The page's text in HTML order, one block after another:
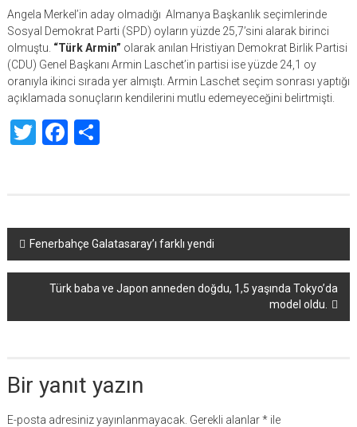
Angela Merkel’in aday olmadığı Almanya Başkanlık seçimlerinde
Sosyal Demokrat Parti (SPD) oyların yüzde 25,7’sini alarak birinci
olmuştu. “Türk Armin” olarak anılan Hristiyan Demokrat Birlik Partisi
(CDU) Genel Başkanı Armin Laschet’in partisi ise yüzde 24,1 oy
oranıyla ikinci sırada yer almıştı. Armin Laschet seçim sonrası yaptığı
açıklamada sonuçların kendilerini mutlu edemeyeceğini belirtmişti.
TwitterFacebook
Share
Yazı
dolaşımı
Fenerbahçe Galatasaray’ı farklı yendi
Türk baba ve Japon anneden doğdu, 1,5 yaşında Tokyo’da
model oldu.
Bir yanıt yazın
E-posta adresiniz yayınlanmayacak. Gerekli alanlar*ile